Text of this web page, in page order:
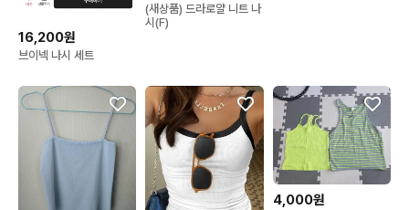
16,200원
브이넥 나시 세트
(새상품) 드라로얄 니트 나
시(F)
4,000원